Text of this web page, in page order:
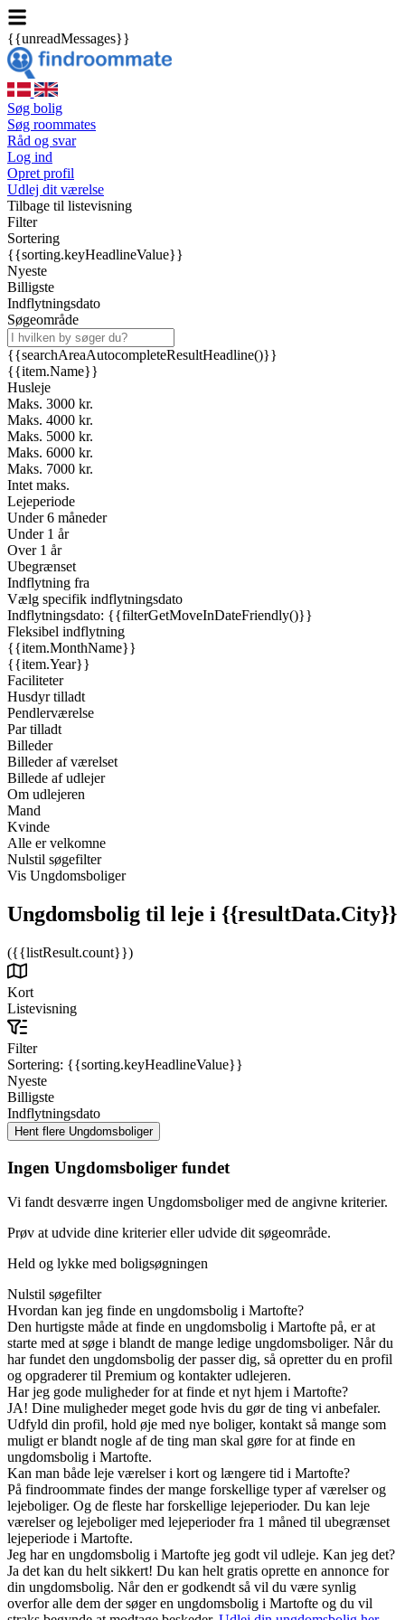
{{unreadMessages}}
Søg bolig
Søg roommates
Råd og svar
Log ind
Opret profil
Udlej dit værelse
Tilbage til listevisning
Filter
Sortering
{{sorting.keyHeadlineValue}}
Nyeste
Billigste
Indflytningsdato
Søgeområde
{{searchAreaAutocompleteResultHeadline()}}
{{item.Name}}
Husleje
Maks. 3000 kr.
Maks. 4000 kr.
Maks. 5000 kr.
Maks. 6000 kr.
Maks. 7000 kr.
Intet maks.
Lejeperiode
Under 6 måneder
Under 1 år
Over 1 år
Ubegrænset
Indflytning fra
Vælg specifik indflytningsdato
Indflytningsdato: {{filterGetMoveInDateFriendly()}}
Fleksibel indflytning
{{item.MonthName}}
{{item.Year}}
Faciliteter
Husdyr tilladt
Pendlerværelse
Par tilladt
Billeder
Billeder af værelset
Billede af udlejer
Om udlejeren
Mand
Kvinde
Alle er velkomne
Nulstil søgefilter
Vis Ungdomsboliger
Ungdomsbolig til leje i {{resultData.City}}
({{listResult.count}})
Kort
Listevisning
Filter
Sortering: {{sorting.keyHeadlineValue}}
Nyeste
Billigste
Indflytningsdato
Ingen Ungdomsboliger fundet
Vi fandt desværre ingen Ungdomsboliger med de angivne kriterier.
Prøv at udvide dine kriterier eller udvide dit søgeområde.
Held og lykke med boligsøgningen
Nulstil søgefilter
Hvordan kan jeg finde en ungdomsbolig i Martofte?
Den hurtigste måde at finde en ungdomsbolig i Martofte på, er at
starte med at søge i blandt de mange ledige ungdomsboliger. Når du
har fundet den ungdomsbolig der passer dig, så opretter du en profil
og opgraderer til Premium og kontakter udlejeren.
Har jeg gode muligheder for at finde et nyt hjem i Martofte?
JA! Dine muligheder meget gode hvis du gør de ting vi anbefaler.
Udfyld din profil, hold øje med nye boliger, kontakt så mange som
muligt er blandt nogle af de ting man skal gøre for at finde en
ungdomsbolig i Martofte.
Kan man både leje værelser i kort og længere tid i Martofte?
På findroommate findes der mange forskellige typer af værelser og
lejeboliger. Og de fleste har forskellige lejeperioder. Du kan leje
værelser og lejeboliger med lejeperioder fra 1 måned til ubegrænset
lejeperiode i Martofte.
Jeg har en ungdomsbolig i Martofte jeg godt vil udleje. Kan jeg det?
Ja det kan du helt sikkert! Du kan helt gratis oprette en annonce for
din ungdomsbolig. Når den er godkendt så vil du være synlig
overfor alle dem der søger en ungdomsbolig i Martofte og du vil